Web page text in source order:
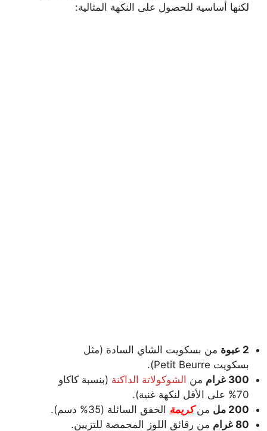
لكنها أساسية للحصول على النكهة المثالية:
2 عبوة
من بسكويت الشاي السادة (مثل
بسكويت Petit Beurre).
300 غرام
من الشوكولاتة الداكنة (بنسبة كاكاو
70% على الأقل لنكهة غنية).
200 مل
منكريمة الخفق السائلة (35% دسم).
80 غرام
من رقائق اللوز المحمصة للتزيين.